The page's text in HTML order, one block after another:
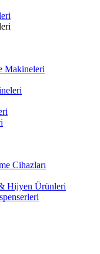
Makineleri
Cihazları
Hijyen Ürünleri